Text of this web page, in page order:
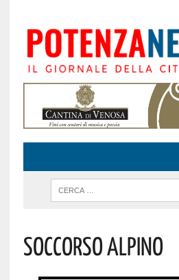
Soccorso Alpino